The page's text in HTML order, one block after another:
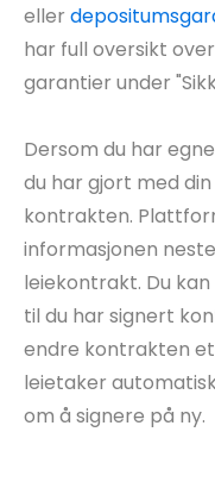
eller
har full oversikt
garantier under
Dersom du har
du har gjort med
kontrakten.
informasjonen
leiekontrakt. Du
til du har signert
endre kontrakten
leietaker
om å signere på ny.